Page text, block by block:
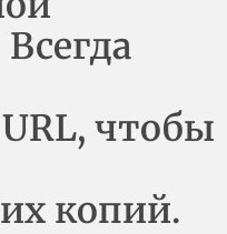
чтобы
копий.